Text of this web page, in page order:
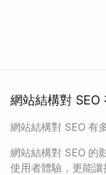
網站結構對 SEO
網站結構對 SEO 有
網站結構對 SEO 的
使用者體驗，更能